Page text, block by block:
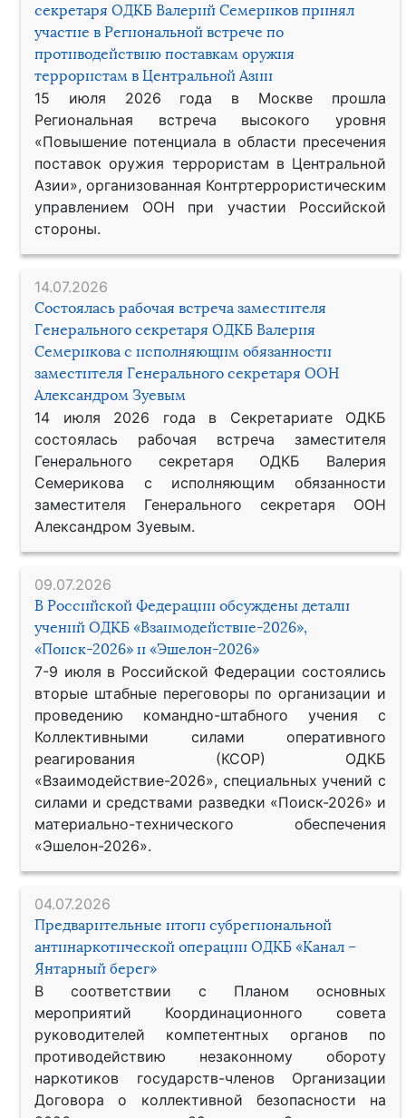
секретаря ОДКБ Валерий Семериков принял
участие в Региональной встрече по
противодействию поставкам оружия
террористам в Центральной Азии
15 июля 2026 года в Москве прошла
Региональная встреча высокого уровня
«Повышение потенциала в области пресечения
поставок оружия террористам в Центральной
Азии», организованная Контртеррористическим
управлением ООН при участии Российской
стороны.
14.07.2026
Состоялась рабочая встреча заместителя
Генерального секретаря ОДКБ Валерия
Семерикова с исполняющим обязанности
заместителя Генерального секретаря ООН
Александром Зуевым
14 июля 2026 года в Секретариате ОДКБ
состоялась рабочая встреча заместителя
Генерального секретаря ОДКБ Валерия
Семерикова с исполняющим обязанности
заместителя Генерального секретаря ООН
Александром Зуевым.
09.07.2026
В Российской Федерации обсуждены детали
учений ОДКБ «Взаимодействие-2026»,
«Поиск-2026» и «Эшелон-2026»
7-9 июля в Российской Федерации состоялись
вторые штабные переговоры по организации и
проведению командно-штабного учения с
Коллективными силами оперативного
реагирования (КСОР) ОДКБ
«Взаимодействие-2026», специальных учений с
силами и средствами разведки «Поиск-2026» и
материально-технического обеспечения
«Эшелон-2026».
04.07.2026
Предварительные итоги субрегиональной
антинаркотической операции ОДКБ «Канал –
Янтарный берег»
В соответствии с Планом основных
мероприятий Координационного совета
руководителей компетентных органов по
противодействию незаконному обороту
наркотиков государств-членов Организации
Договора о коллективной безопасности на